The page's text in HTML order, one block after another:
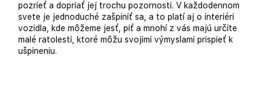
pozrieť a dopriať jej trochu pozornosti. V každodennom
svete je jednoduché zašpiniť sa, a to platí aj o interiéri
vozidla, kde môžeme jesť, piť a mnohí z vás majú určite
malé ratolesti, ktoré môžu svojimi výmyslami prispieť k
ušpineniu.